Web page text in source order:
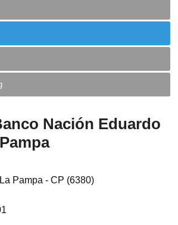
Nación Eduardo
Pampa - CP (6380)